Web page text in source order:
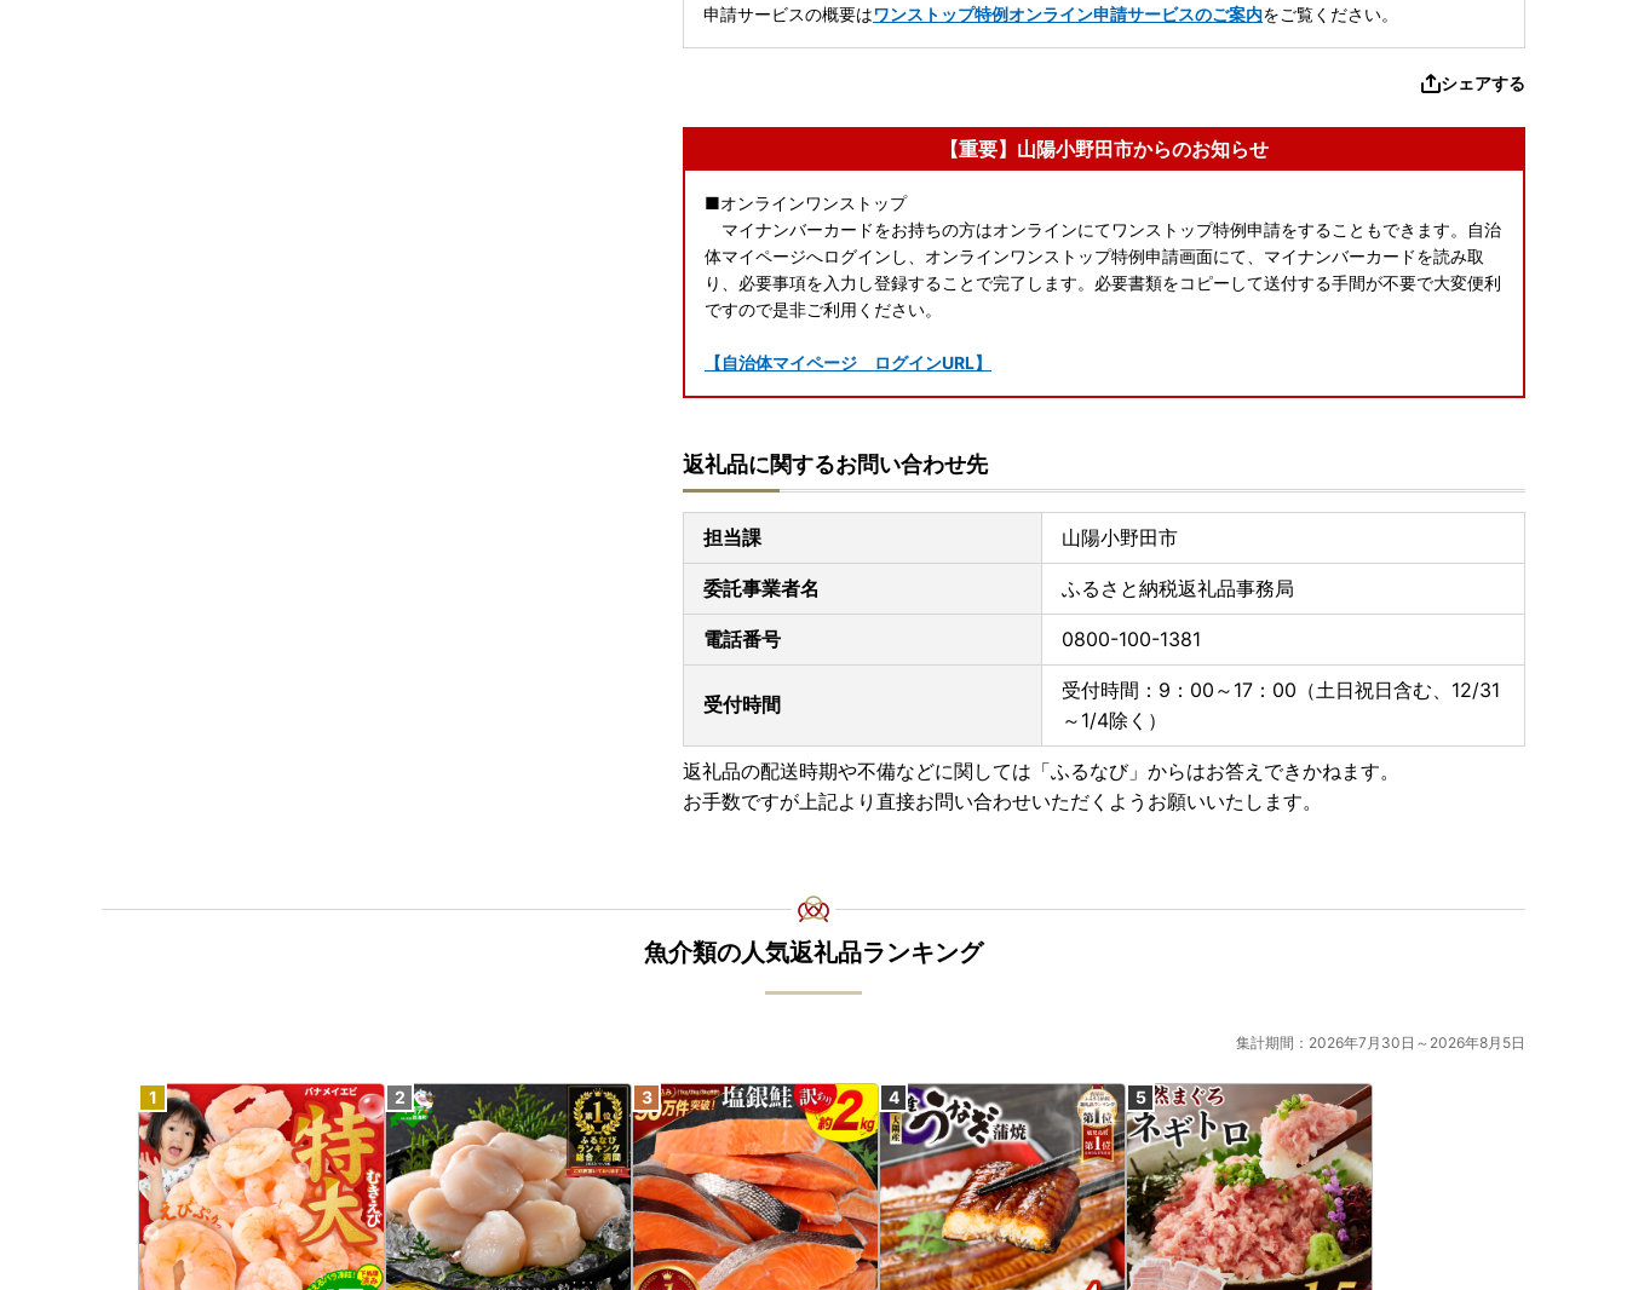
申請サービスの概要はワンストップ特例オンライン申請サービスのご案内をご覧ください。
シェアする
【重要】山陽小野田市からのお知らせ
■オンラインワンストップ
マイナンバーカードをお持ちの方はオンラインにてワンストップ特例申請をすることもできます。自治
体マイページへログインし、オンラインワンストップ特例申請画面にて、マイナンバーカードを読み取
り、必要事項を入力し登録することで完了します。必要書類をコピーして送付する手間が不要で大変便利
ですので是非ご利用ください。
【自治体マイページ ログインURL】
返礼品に関するお問い合わせ先
担当課 山陽小野田市
委託事業者名 ふるさと納税返礼品事務局
電話番号 0800-100-1381
受付時間
受付時間：9：00～17：00（土日祝日含む、12/31
～1/4除く）
返礼品の配送時期や不備などに関しては「ふるなび」からはお答えできかねます。
お手数ですが上記より直接お問い合わせいただくようお願いいたします。
魚介類の人気返礼品ランキング
集計期間：2026年7月30日～2026年8月5日